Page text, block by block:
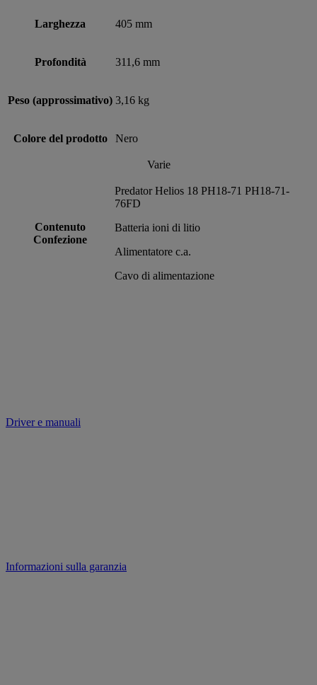
Larghezza 405 mm
Profondità 311,6 mm
Peso (approssimativo) 3,16 kg
Colore del prodotto Nero
Varie
Contenuto
Confezione
Predator Helios 18 PH18-71 PH18-71-
76FD
Batteria ioni di litio
Alimentatore c.a.
Cavo di alimentazione
Driver e manuali
Informazioni sulla garanzia